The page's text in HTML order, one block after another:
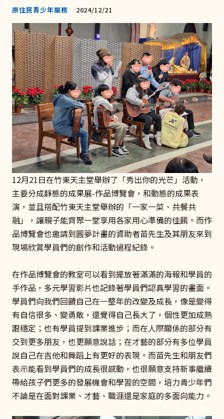
原住民青少年服務 2024/12/21
12月21日在竹東天主堂舉辦了「秀出你的光芒」活動，
主要分成靜態的成果展-作品博覽會，和動態的成果表
演，並且搭配竹東天主堂舉辦的「一家一菜、共餐共
融」，讓親子能齊聚一堂享用各家用心準備的佳餚。而作
品博覽會也邀請到圓夢計畫的資助者苗先生及其朋友來到
現場欣賞學員們的創作和活動過程紀錄。
在作品博覽會的教室可以看到擺放著滿滿的海報和學員的
手作品，多元學習影片也記錄著學員們認真學習的畫面。
學員們向我們回饋自己在一整年的改變及成長，像是變得
有自信很多、變勇敢，還覺得自己長大了，個性更加成熟
跟穩定；也有學員提到課業進步；而在人際關係的部分有
交到更多朋友，也更願意說話；在才藝的部分有多位學員
說自己在吉他和舞蹈上有更好的表現。而苗先生和朋友們
表示能看到學員們的成長很感動，也很願意支持新事繼續
帶給孩子們更多的發展機會和學習的空間，培力青少年們
不論是在面對課業、才藝、職涯還是家庭的多面向能力。